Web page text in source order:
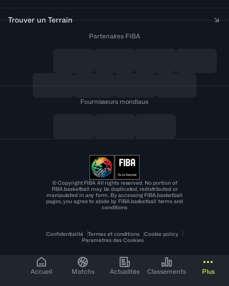
Accueil Matchs Actualités Classements Plus
Trouver un Terrain
Partenaires FIBA
Fournisseurs mondiaux
© Copyright FIBA All rights reserved. No portion of
FIBA.basketball may be duplicated, redistributed or
manipulated in any form. By accessing FIBA.basketball
pages, you agree to abide by FIBA.basketball terms and
conditions
Confidentialité Termes et conditions
Cookie policy
Paramètres des Cookies